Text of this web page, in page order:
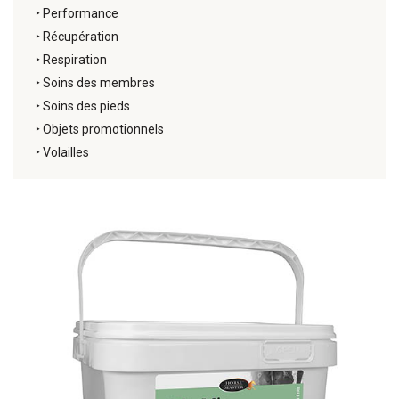
‣ Performance
‣ Récupération
‣ Respiration
‣Soins des membres
‣Soins des pieds
‣Objets promotionnels
‣Volailles